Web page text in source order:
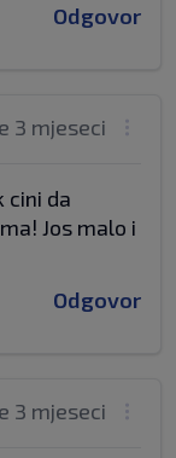
Odgovor
3 mjeseci
cini da
Jos malo i
Odgovor
3 mjeseci